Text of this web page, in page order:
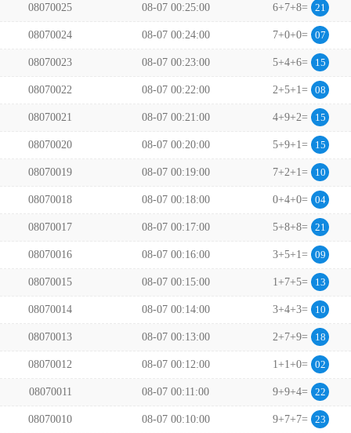
08070025 08-07 00:25:00 6+7+8= 21
08070024 08-07 00:24:00 7+0+0= 07
08070023 08-07 00:23:00 5+4+6= 15
08070022 08-07 00:22:00 2+5+1= 08
08070021 08-07 00:21:00 4+9+2= 15
08070020 08-07 00:20:00 5+9+1= 15
08070019 08-07 00:19:00 7+2+1= 10
08070018 08-07 00:18:00 0+4+0= 04
08070017 08-07 00:17:00 5+8+8= 21
08070016 08-07 00:16:00 3+5+1= 09
08070015 08-07 00:15:00 1+7+5= 13
08070014 08-07 00:14:00 3+4+3= 10
08070013 08-07 00:13:00 2+7+9= 18
08070012 08-07 00:12:00 1+1+0= 02
08070011 08-07 00:11:00 9+9+4= 22
08070010 08-07 00:10:00 9+7+7= 23